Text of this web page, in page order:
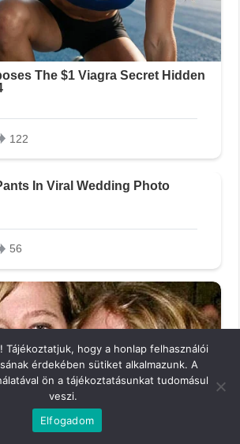
Tájékoztatjuk, hogy a honlap felhasználói
érdekében sütiket alkalmazunk. A
ön a tájékoztatásunkat tudomásul
veszi.
Elfogadom